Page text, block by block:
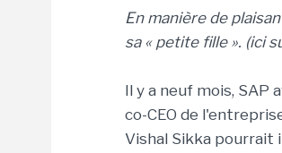
En manière de
sa «petite fille ». (ici
Il y a neuf mois, SAP
co-CEO de
Vishal Sikka pourrait